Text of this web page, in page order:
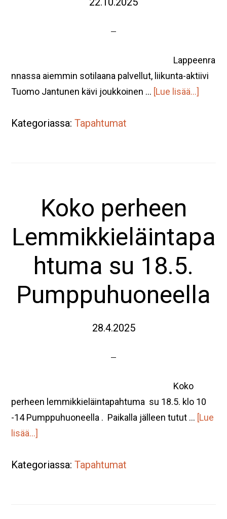
Lappeenra
nnassa aiemmin sotilaana palvellut, liikunta-aktiivi
Tuomo Jantunen kävi joukkoinen … [Lue lisää...]
Kategoriassa:Tapahtumat
Koko perheen
Lemmikkieläintapa
htuma su 18.5.
Pumppuhuoneella
28.4.2025
Koko
perheen lemmikkieläintapahtuma su 18.5. klo 10
-14 Pumppuhuoneella . Paikalla jälleen tutut … [Lue
lisää...]
Lemmikkieläintapahtuma
Kategoriassa:Tapahtumat